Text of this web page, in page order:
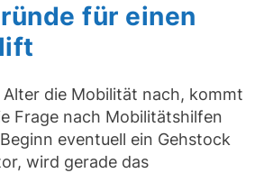
für einen
die Mobilität nach, kommt
Frage nach Mobilitätshilfen
eventuell ein Gehstock
wird gerade das